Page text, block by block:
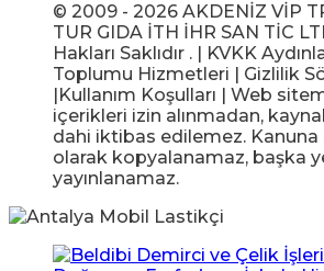
© 2009 - 2026 AKDENİZ VİP
TUR GIDA İTH İHR SAN TİC
Hakları Saklıdır . | KVKK
Toplumu Hizmetleri | Gizlilik
|Kullanım Koşulları | Web
içerikleri izin alınmadan,
dahi iktibas edilemez. Kanuna
olarak kopyalanamaz, başka
yayınlanamaz.